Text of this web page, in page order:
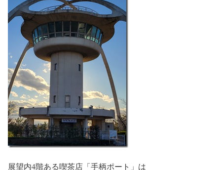
展望内4階ある喫茶店「手柄ポート」は